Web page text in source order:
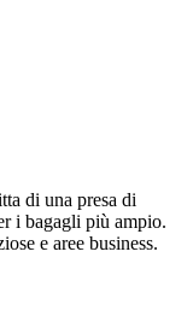
di una presa di
i bagagli più ampio.
e aree business.